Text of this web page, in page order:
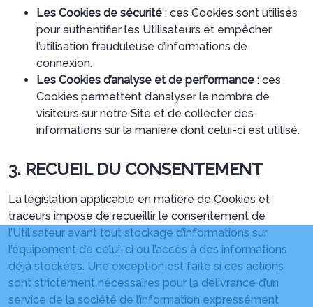
Les Cookies de sécurité : ces Cookies sont utilisés
pour authentifier les Utilisateurs et empêcher
l’utilisation frauduleuse d’informations de
connexion.
Les Cookies d’analyse et de performance : ces
Cookies permettent d’analyser le nombre de
visiteurs sur notre Site et de collecter des
informations sur la manière dont celui-ci est utilisé.
3. RECUEIL DU CONSENTEMENT
La législation applicable en matière de Cookies et
traceurs impose de recueillir le consentement de
l’Utilisateur avant tout stockage d’informations sur
l’équipement de celui-ci ou l’accès à des informations
déjà stockées. Une exception est faite si ces actions
sont strictement nécessaires pour la délivrance d’un
service de la société de l’information expressément